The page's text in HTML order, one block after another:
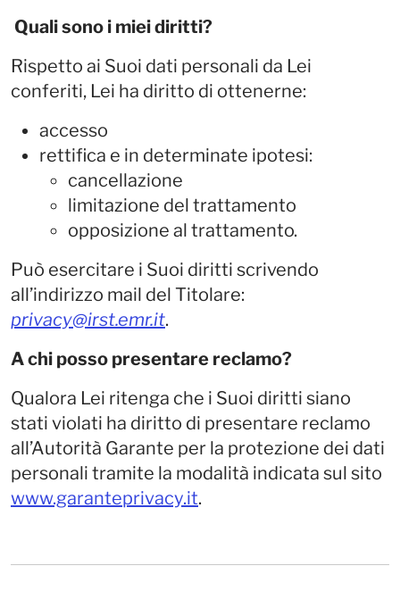
Quali sono i miei diritti?
Rispetto ai Suoi dati personali da Lei
conferiti, Lei ha diritto di ottenerne:
accesso
rettifica e in determinate ipotesi:
cancellazione
limitazione del trattamento
opposizione al trattamento.
Può esercitare i Suoi diritti scrivendo
all’indirizzo mail del Titolare:
privacy@irst.emr.it.
A chi posso presentare reclamo?
Qualora Lei ritenga che i Suoi diritti siano
stati violati ha diritto di presentare reclamo
all’Autorità Garante per la protezione dei dati
personali tramite la modalità indicata sul sito
www.garanteprivacy.it.